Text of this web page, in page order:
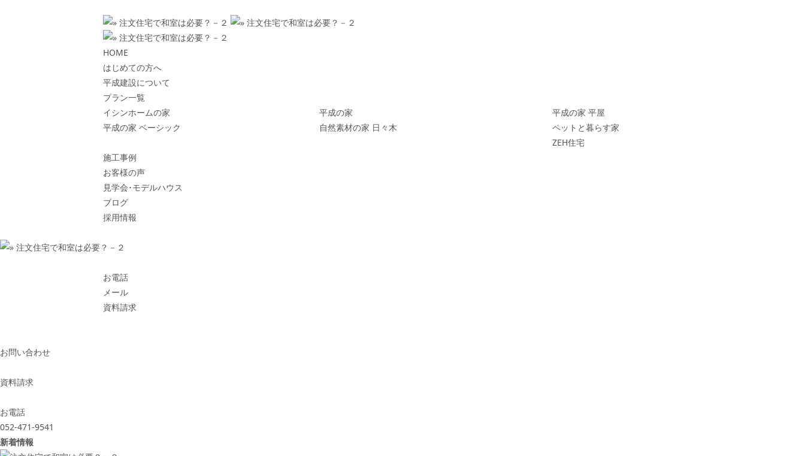
HOME
はじめての方へ
平成建設について
プラン一覧
イシンホームの家
平成の家
平成の家 ベーシック
自然素材の家 日々木
平成の家 平屋
ペットと暮らす家
ZEH住宅
施工事例
お客様の声
見学会･モデルハウス
ブログ
採用情報
お電話
メール
資料請求
お問い合わせ
資料請求
お電話
052-471-9541
新着情報